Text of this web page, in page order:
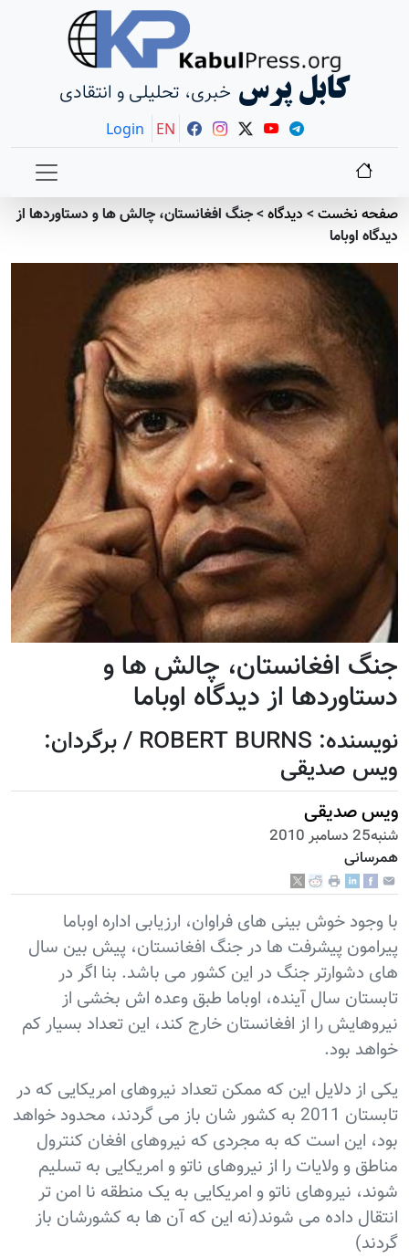
کابل پرس خبری، تحلیلی و انتقادی
Login EN
صفحه نخست> دیدگاه>جنگ افغانستان، چالش ها و دستاوردها از
دیدگاه اوباما
جنگ افغانستان، چالش ها و
دستاوردها از دیدگاه اوباما
نویسنده: ROBERT BURNS / برگردان:
ویس صدیقی
ویس صدیقی
شنبه25 دسامبر 2010
همرسانی
با وجود خوش بینی های فراوان، ارزیابی اداره اوباما
پیرامون پیشرفت ها در جنگ افغانستان، پیش بین سال
های دشوارتر جنگ در این کشور می باشد. بنا اگر در
تابستان سال آینده، اوباما طبق وعده اش بخشی از
نیروهایش را از افغانستان خارج کند، این تعداد بسیار کم
خواهد بود.
یکی از دلایل این که ممکن تعداد نیروهای امریکایی که در
تابستان 2011 به کشور شان باز می گردند، محدود خواهد
بود، این است که به مجردی که نیروهای افغان کنترول
مناطق و ولایات را از نیروهای ناتو و امریکایی به تسلیم
شوند، نیروهای ناتو و امریکایی به یک منطقه نا امن تر
انتقال داده می شوند(نه این که آن ها به کشورشان باز
گردند)